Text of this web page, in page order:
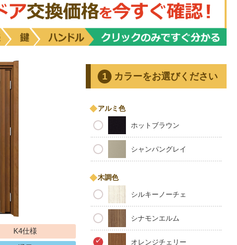
K4仕様
カラーをお選びください
アルミ色
ホットブラウン
シャンパングレイ
木調色
シルキーノーチェ
シナモンエルム
オレンジチェリー